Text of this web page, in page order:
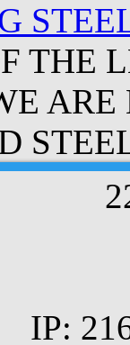
THE
ARE
2
IP: